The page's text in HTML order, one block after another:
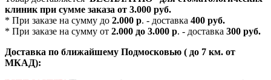
клиник при сумме заказа от 3.000 руб.
* При заказе на сумму до 2.000 р. - доставка 400 руб.
* При заказе на сумму от 2.000 до 3.000 р. - доставка 300 руб.
Доставка по ближайшему Подмосковью ( до 7 км. от
МКАД):